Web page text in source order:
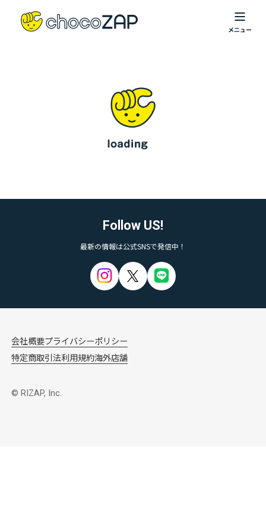
Follow US!
最新の情報は公式SNSで発信中！
会社概要プライバシーポリシー
特定商取引法利用規約海外店舗
© RIZAP, Inc.